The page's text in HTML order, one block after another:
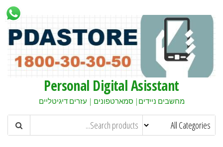
Personal Digital Asisstant
מחשבים ניידים| סמארטפונים | עזרים דיגיטליים